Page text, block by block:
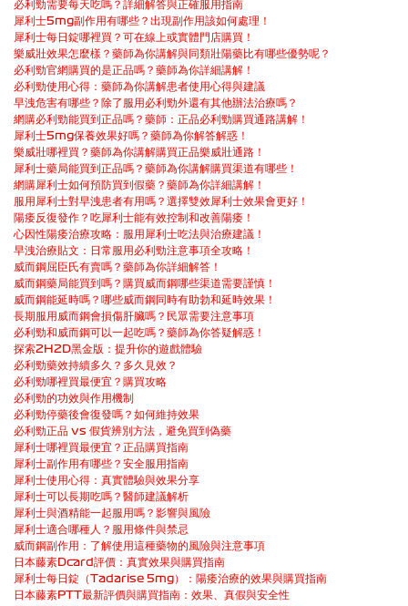
必利勁需要每天吃嗎？詳細解答與正確服用指南
犀利士5mg副作用有哪些？出現副作用該如何處理！
犀利士每日錠哪裡買？可在線上或實體門店購買！
樂威壯效果怎麼樣？藥師為你講解與同類壯陽藥比有哪些優勢呢？
必利勁官網購買的是正品嗎？藥師為你詳細講解！
必利勁使用心得：藥師為你講解患者使用心得與建議
早洩危害有哪些？除了服用必利勁外還有其他辦法治療嗎？
網購必利勁能買到正品嗎？藥師：正品必利勁購買通路講解！
犀利士5mg保養效果好嗎？藥師為你解答解惑！
樂威壯哪裡買？藥師為你講解購買正品樂威壯通路！
犀利士藥局能買到正品嗎？藥師為你講解購買渠道有哪些！
網購犀利士如何預防買到假藥？藥師為你詳細講解！
服用犀利士對早洩患者有用嗎？選擇雙效犀利士效果會更好！
陽痿反復發作？吃犀利士能有效控制和改善陽痿！
心因性陽痿治療攻略：服用犀利士吃法與治療建議！
早洩治療貼文：日常服用必利勁注意事項全攻略！
威而鋼屈臣氏有賣嗎？藥師為你詳細解答！
威而鋼藥局能買到嗎？購買威而鋼哪些渠道需要謹慎！
威而鋼能延時嗎？哪些威而鋼同時有助勃和延時效果！
長期服用威而鋼會損傷肝臟嗎？民眾需要注意事項
必利勁和威而鋼可以一起吃嗎？藥師為你答疑解惑！
探索2H2D黑金版：提升你的遊戲體驗
必利勁藥效持續多久？多久見效？
必利勁哪裡買最便宜？購買攻略
必利勁的功效與作用機制
必利勁停藥後會復發嗎？如何維持效果
必利勁正品 vs 假貨辨別方法，避免買到偽藥
犀利士哪裡買最便宜？正品購買指南
犀利士副作用有哪些？安全服用指南
犀利士使用心得：真實體驗與效果分享
犀利士可以長期吃嗎？醫師建議解析
犀利士與酒精能一起服用嗎？影響與風險
犀利士適合哪種人？服用條件與禁忌
威而鋼副作用：了解使用這種藥物的風險與注意事項
日本藤素Dcard評價：真實效果與購買指南
犀利士每日錠（Tadarise 5mg）：陽痿治療的效果與購買指南
日本藤素PTT最新評價與購買指南：效果、真假與安全性